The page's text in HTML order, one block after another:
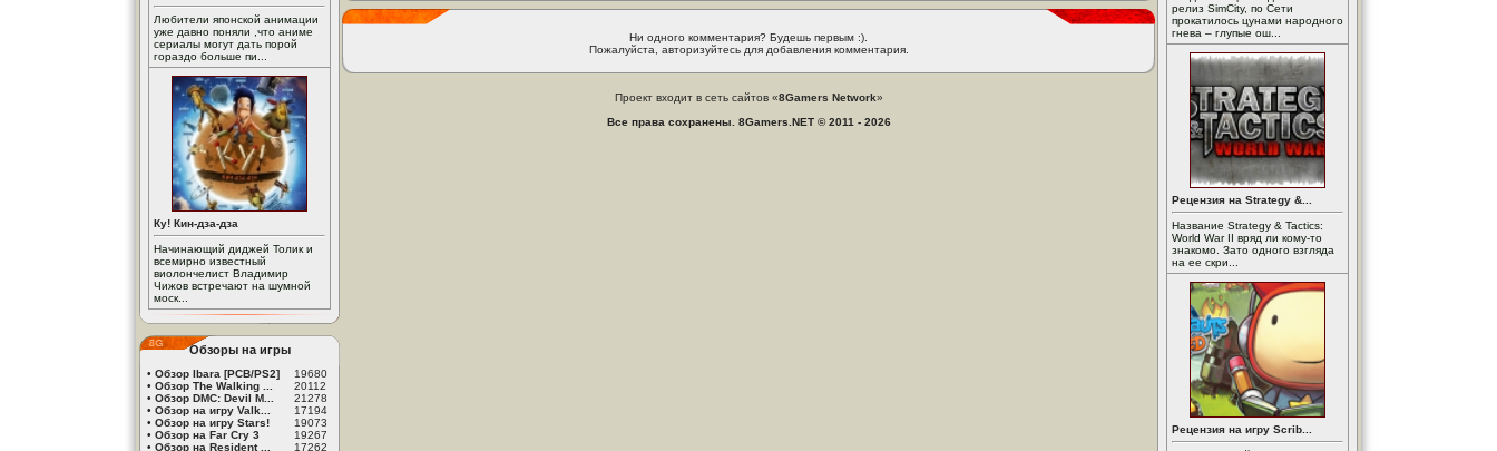
Любители японской анимации
уже давно поняли ,что аниме
сериалы могут дать порой
гораздо больше пи...
Ку! Кин-дза-дза
Начинающий диджей Толик и
всемирно известный
виолончелист Владимир
Чижов встречают на шумной
моск...
Обзоры на игры
• Обзор Ibara [PCB/PS2]
19680
• Обзор The Walking ...
20112
• Обзор DMC: Devil M...
21278
• Обзор на игру Valk...
17194
• Обзор на игру Stars!
19073
• Обзор на Far Cry 3
19267
• Обзор на Resident ... 17262
Ни одного комментария? Будешь первым :).
Пожалуйста, авторизуйтесь для добавления комментария.
Проект входит в сеть сайтов «8Gamers Network»
Все права сохранены. 8Gamers.NET © 2011 - 2026
релиз SimCity, по Сети
прокатилось цунами народного
гнева – глупые ош...
Рецензия на Strategy &...
Название Strategy & Tactics:
World War II вряд ли кому-то
знакомо. Зато одного взгляда
на ее скри...
Рецензия на игру Scrib...